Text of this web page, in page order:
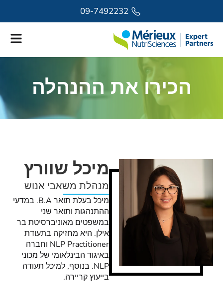
09-7492232
הכירו את ההנהלה
מיכל שוורץ
מנהלת משאבי אנוש
מיכל בעלת תואר B.A. במדעי
ההתנהגות ותואר שני
במשפטים מאוניברסיטת בר
אילן. היא מחזיקה בתעודת
NLP Practitioner וחברה
באיגוד הבינלאומי של מכוני
NLP. בנוסף, למיכל תעודה
בייעוץ קריירה.